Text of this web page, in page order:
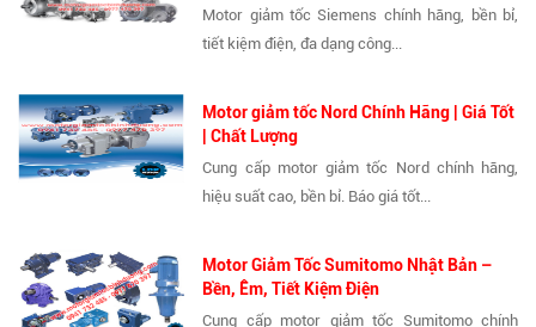
Motor giảm tốc Siemens chính hãng, bền bỉ,
tiết kiệm điện, đa dạng công...
Motor giảm tốc Nord Chính Hãng | Giá Tốt
| Chất Lượng
Cung cấp motor giảm tốc Nord chính hãng,
hiệu suất cao, bền bỉ. Báo giá tốt...
Motor Giảm Tốc Sumitomo Nhật Bản –
Bền, Êm, Tiết Kiệm Điện
Cung cấp motor giảm tốc Sumitomo chính